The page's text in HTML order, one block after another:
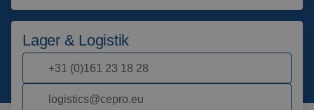
Isolationsprodukte
Lager & Logistik
+31 (0)161 23 18 28
logistics@cepro.eu